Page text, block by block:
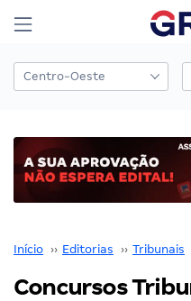
Início ›› Editorias ›› Tribunais
Concursos